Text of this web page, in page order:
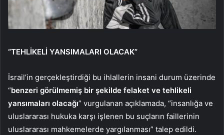
“TEHLİKELİ YANSIMALARI OLACAK”
İsrail’in gerçekleştirdiği bu ihlallerin insani durum üzerinde
“benzeri görülmemiş bir şekilde felaket ve tehlikeli
yansımaları olacağı” vurgulanan açıklamada, “insanlığa ve
uluslararası hukuka karşı işlenen bu suçların faillerinin
uluslararası mahkemelerde yargılanması” talep edildi.